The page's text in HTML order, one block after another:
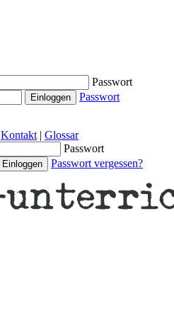
Passwort
Passwort
Kontakt | Glossar
Passwort
Passwort vergessen?